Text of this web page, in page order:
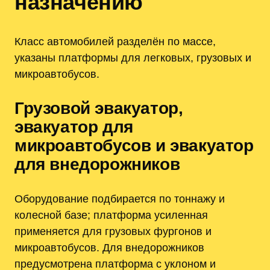
Класс автомобилей разделён по массе,
указаны платформы для легковых, грузовых и
микроавтобусов.
Грузовой эвакуатор,
эвакуатор для
микроавтобусов и эвакуатор
для внедорожников
Оборудование подбирается по тоннажу и
колесной базе; платформа усиленная
применяется для грузовых фургонов и
микроавтобусов. Для внедорожников
предусмотрена платформа с уклоном и